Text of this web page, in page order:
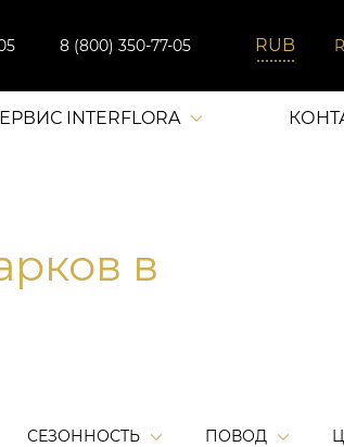
8 (800) 350-77-05
INTERFLORA
в
СЕЗОННОСТЬ ПОВОД